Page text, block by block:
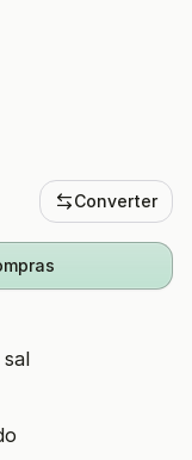
Converter